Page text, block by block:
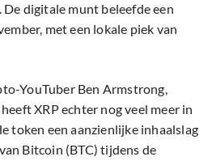
De digitale munt beleefde een
met een lokale piek van
YouTuber Ben Armstrong,
XRP echter nog veel meer in
token een aanzienlijke inhaalslag
Bitcoin (BTC) tijdens de